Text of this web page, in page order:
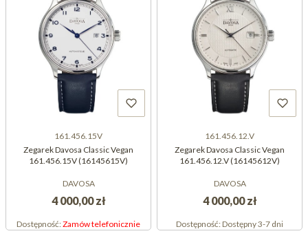
161.456.15V
Zegarek Davosa Classic Vegan
161.456.15V (16145615V)
DAVOSA
4 000,00 zł
Dostępność:Zamów telefonicznie
161.456.12.V
Zegarek Davosa Classic Vegan
161.456.12.V (16145612V)
DAVOSA
4 000,00 zł
Dostępność:Dostępny 3-7 dni